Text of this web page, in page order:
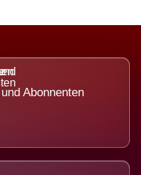
Abonnenten